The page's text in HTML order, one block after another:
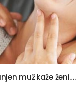
muž kaže ženi….